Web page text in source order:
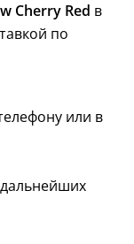
Cherry Red в
по
или в